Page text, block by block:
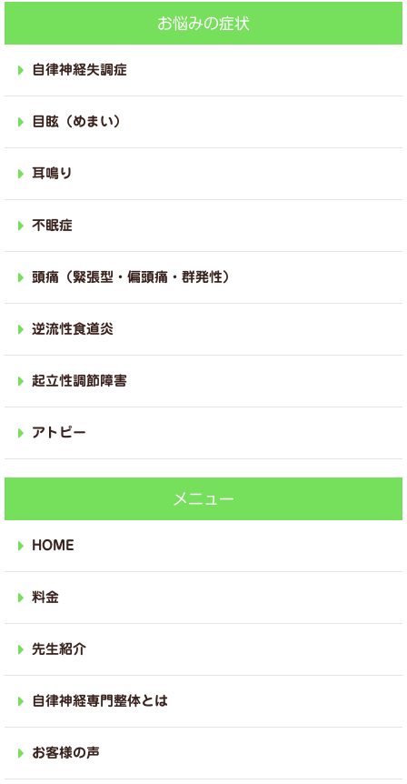
お悩みの症状
自律神経失調症
目眩（めまい）
耳鳴り
不眠症
頭痛（緊張型・偏頭痛・群発性）
逆流性食道炎
起立性調節障害
アトピー
メニュー
HOME
料金
先生紹介
自律神経専門整体とは
お客様の声